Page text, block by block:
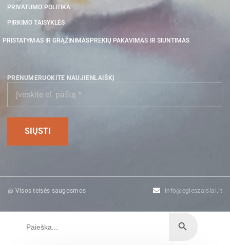
PRIVATUMO POLITIKA
PIRKIMO TAISYKLĖS
PRISTATYMAS IR GRĄŽINIMAS PREKIŲ PAKAVIMAS IR SIUNTIMAS
PRENUMERUOKITE NAUJIENLAIŠKĮ
@ Visos teisės saugosmos info@egleszaislai.lt